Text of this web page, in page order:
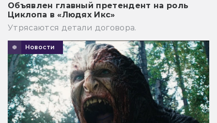
Объявлен главный претендент на роль
Циклопа в «Людях Икс»
Утрясаются детали договора.
Новости